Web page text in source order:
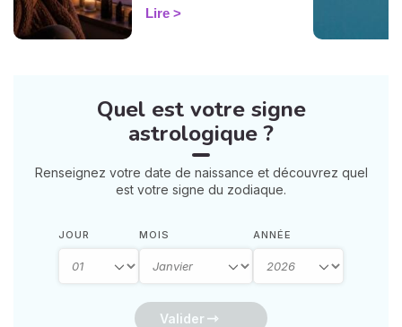
surtout : ça se traverse en
douceur. Voici 7 gestes
intérieur. 🛡️🌒
Lire
Quel est votre signe
astrologique ?
Renseignez votre date de naissance et découvrez quel
est votre signe du zodiaque.
JOUR MOIS ANNÉE
Valider